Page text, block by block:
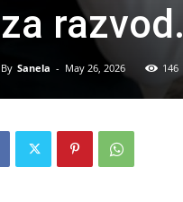
za razvod.
By Sanela - May 26, 2026 146